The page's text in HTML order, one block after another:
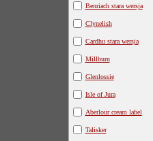
Benriach stara wersja
Clynelish
Cardhu stara wersja
Millburn
Glenlossie
Isle of Jura
Aberlour cream label
Talisker